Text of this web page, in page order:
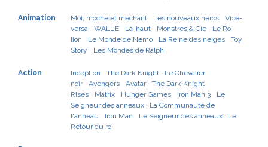
Animation Moi, moche et méchant Les nouveaux héros
Vice-
versa
WALL·E Là-haut Monstres & Cie
Le Roi
lion
Le Monde de Nemo La Reine des neiges
Toy
Story
Les Mondes de Ralph
Action Inception
The Dark Knight : Le Chevalier
noir
Avengers Avatar
The Dark Knight
Rises
Matrix Hunger Games Iron Man 3
Le
Seigneur des anneaux : La Communauté de
l'anneau
Iron Man
Le Seigneur des anneaux : Le
Retour du roi